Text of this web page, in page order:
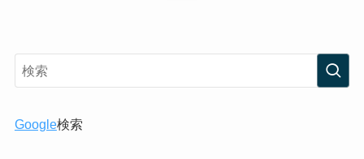
Google検索